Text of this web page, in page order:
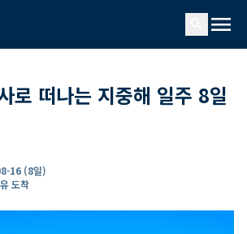
menu
로 떠나는 지중해 일주 8일
16 (8일)
도착